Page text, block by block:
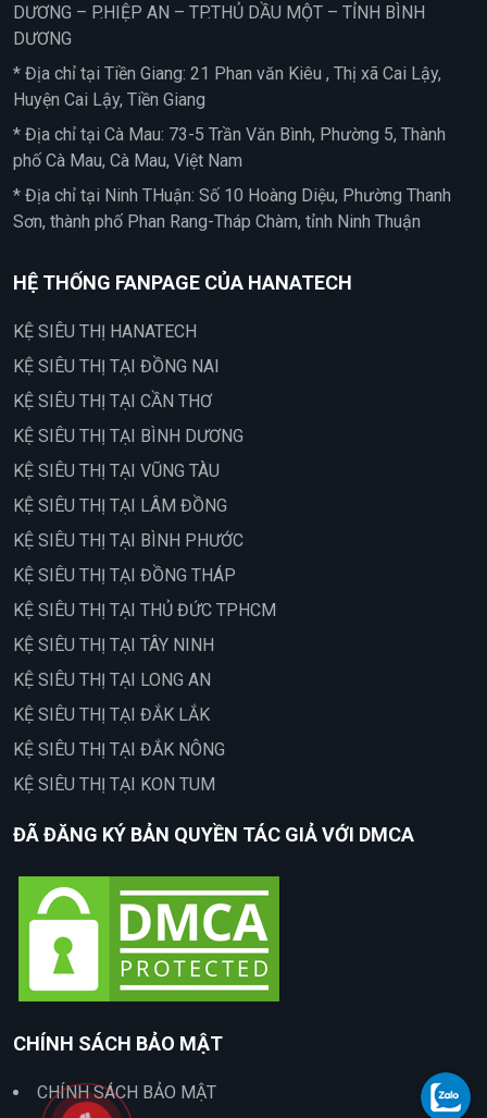
DƯƠNG – P.HIỆP AN – TP.THỦ DẦU MỘT – TỈNH BÌNH
DƯƠNG
* Địa chỉ tại Tiền Giang: 21 Phan văn Kiêu , Thị xã Cai Lậy,
Huyện Cai Lậy, Tiền Giang
* Địa chỉ tại Cà Mau: 73-5 Trần Văn Bình, Phường 5, Thành
phố Cà Mau, Cà Mau, Việt Nam
* Địa chỉ tại Ninh THuận: Số 10 Hoàng Diệu, Phường Thanh
Sơn, thành phố Phan Rang-Tháp Chàm, tỉnh Ninh Thuận
HỆ THỐNG FANPAGE CỦA HANATECH
KỆ SIÊU THỊ HANATECH
KỆ SIÊU THỊ TẠI ĐỒNG NAI
KỆ SIÊU THỊ TẠI CẦN THƠ
KỆ SIÊU THỊ TẠI BÌNH DƯƠNG
KỆ SIÊU THỊ TẠI VŨNG TÀU
KỆ SIÊU THỊ TẠI LÂM ĐỒNG
KỆ SIÊU THỊ TẠI BÌNH PHƯỚC
KỆ SIÊU THỊ TẠI ĐỒNG THÁP
KỆ SIÊU THỊ TẠI THỦ ĐỨC TPHCM
KỆ SIÊU THỊ TẠI TÂY NINH
KỆ SIÊU THỊ TẠI LONG AN
KỆ SIÊU THỊ TẠI ĐẮK LẮK
KỆ SIÊU THỊ TẠI ĐẮK NÔNG
KỆ SIÊU THỊ TẠI KON TUM
ĐÃ ĐĂNG KÝ BẢN QUYỀN TÁC GIẢ VỚI DMCA
CHÍNH SÁCH BẢO MẬT
CHÍNH SÁCH BẢO MẬT